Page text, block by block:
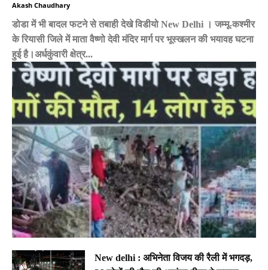
Akash Chaudhary
डोडा में भी बादल फटने से तबाही देखे विडीयो New Delhi । जम्मू-कश्मीर
के रियासी जिले में माता वैष्णो देवी मंदिर मार्ग पर भूस्खलन की भयावह घटना
हुई है।अर्धकुंवारी क्षेत्र...
New delhi : अभिनेता विजय की रैली में भगदड़,